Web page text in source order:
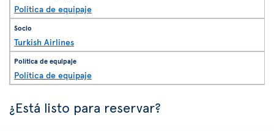
Política de equipaje
Turkish Airlines
Política de equipaje
¿Está listo para reservar?